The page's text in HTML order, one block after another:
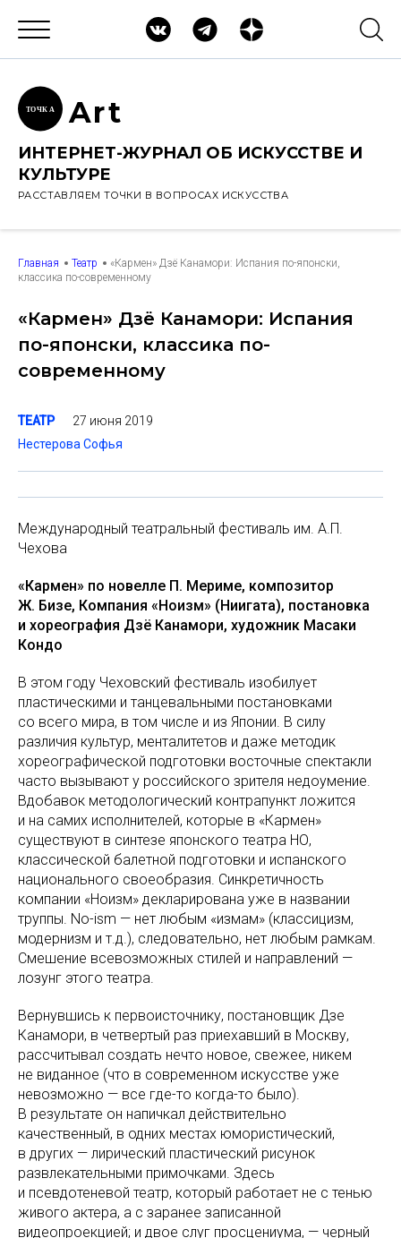
ТОЧК А Art
ИНТЕРНЕТ-ЖУРНАЛ ОБ ИСКУССТВЕ И
КУЛЬТУРЕ
РАССТАВЛЯЕМ ТОЧКИ В ВОПРОСАХ ИСКУССТВА
Главная Театр
«Кармен» Дзё Канамори: Испания по-японски,
классика по-современному
«Кармен» Дзё Канамори: Испания
по-японски, классика по-
современному
ТЕАТР
27 июня 2019
Нестерова Софья
Международный театральный фестиваль им. А.П.
Чехова
«Кармен» по новелле П. Мериме, композитор
Ж. Бизе, Компания «Ноизм» (Ниигата), постановка
и хореография Дзё Канамори, художник Масаки
Кондо
В этом году Чеховский фестиваль изобилует
пластическими и танцевальными постановками
со всего мира, в том числе и из Японии. В силу
различия культур, менталитетов и даже методик
хореографической подготовки восточные спектакли
часто вызывают у российского зрителя недоумение.
Вдобавок методологический контрапункт ложится
и на самих исполнителей, которые в «Кармен»
существуют в синтезе японского театра НО,
классической балетной подготовки и испанского
национального своеобразия. Синкретичность
компании «Ноизм» декларирована уже в названии
труппы. No-ism — нет любым «измам» (классицизм,
модернизм и т.д.), следовательно, нет любым рамкам.
Смешение всевозможных стилей и направлений —
лозунг этого театра.
Вернувшись к первоисточнику, постановщик Дзе
Канамори, в четвертый раз приехавший в Москву,
рассчитывал создать нечто новое, свежее, никем
не виданное (что в современном искусстве уже
невозможно — все где-то когда-то было).
В результате он напичкал действительно
качественный, в одних местах юмористический,
в других — лирический пластический рисунок
развлекательными примочками. Здесь
и псевдотеневой театр, который работает не с тенью
живого актера, а с заранее записанной
видеопроекцией; и двое слуг просцениума, — черный